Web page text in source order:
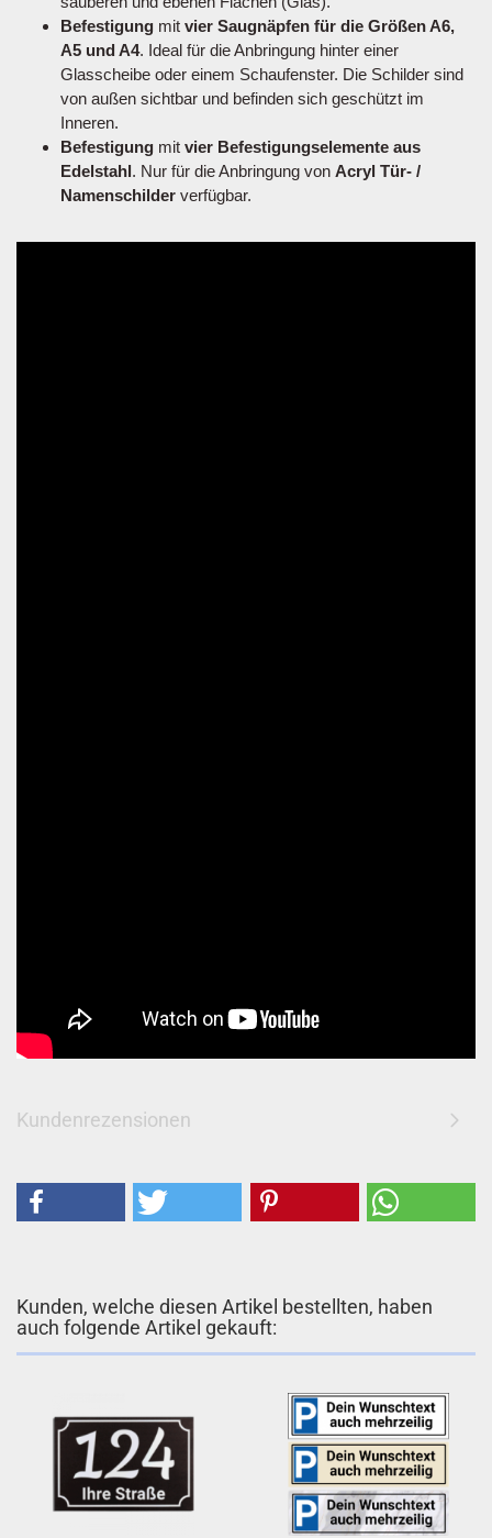
Befestigung mit vier Saugnäpfen für die Größen A6,
A5 und A4. Ideal für die Anbringung hinter einer
Glasscheibe oder einem Schaufenster. Die Schilder sind
von außen sichtbar und befinden sich geschützt im
Inneren.
Befestigung mit vier Befestigungselemente aus
Edelstahl. Nur für die Anbringung von Acryl Tür- /
Namenschilder verfügbar.
Kundenrezensionen
Kunden, welche diesen Artikel bestellten, haben
auch folgende Artikel gekauft: